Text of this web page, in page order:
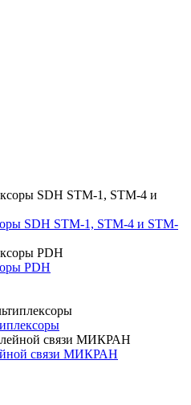
SDH STM-1, STM-4 и STM-
PDH
связи МИКРАН